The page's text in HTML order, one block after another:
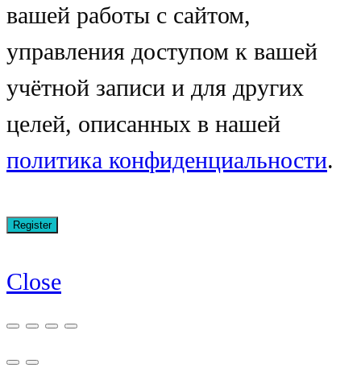
вашей работы с сайтом,
управления доступом к вашей
учётной записи и для других
целей, описанных в нашей
политика конфиденциальности.
Close